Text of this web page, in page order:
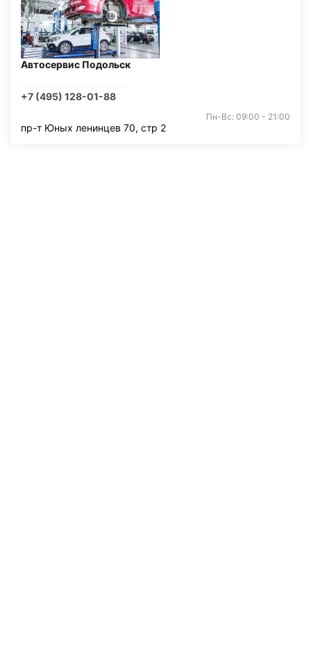
Автосервис Подольск
+7 (495) 128-01-88
Пн-Вс: 09:00 - 21:00
пр-т Юных ленинцев 70, стр 2